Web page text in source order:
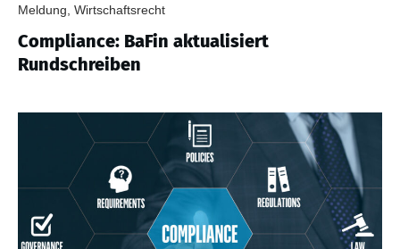
Meldung, Wirtschaftsrecht
Compliance: BaFin aktualisiert
Rundschreiben